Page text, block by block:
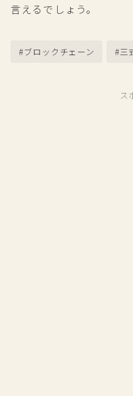
言えるでしょう。
#ブロックチェーン #三
ス